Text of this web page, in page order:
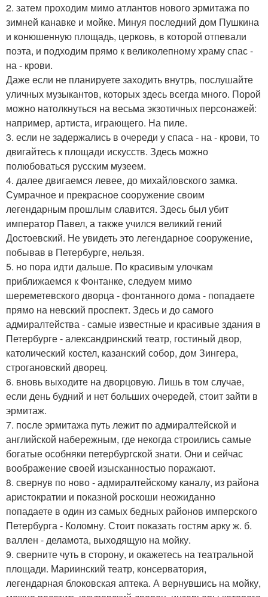
2. затем проходим мимо атлантов нового эрмитажа по
зимней канавке и мойке. Минуя последний дом Пушкина
и конюшенную площадь, церковь, в которой отпевали
поэта, и подходим прямо к великолепному храму спас -
на - крови.
Даже если не планируете заходить внутрь, послушайте
уличных музыкантов, которых здесь всегда много. Порой
можно натолкнуться на весьма экзотичных персонажей:
например, артиста, играющего. На пиле.
3. если не задержались в очереди у спаса - на - крови, то
двигайтесь к площади искусств. Здесь можно
полюбоваться русским музеем.
4. далее двигаемся левее, до михайловского замка.
Сумрачное и прекрасное сооружение своим
легендарным прошлым славится. Здесь был убит
император Павел, а также учился великий гений
Достоевский. Не увидеть это легендарное сооружение,
побывав в Петербурге, нельзя.
5. но пора идти дальше. По красивым улочкам
приближаемся к Фонтанке, следуем мимо
шереметевского дворца - фонтанного дома - попадаете
прямо на невский проспект. Здесь и до самого
адмиралтейства - самые известные и красивые здания в
Петербурге - александринский театр, гостиный двор,
католический костел, казанский собор, дом Зингера,
строгановский дворец.
6. вновь выходите на дворцовую. Лишь в том случае,
если день будний и нет больших очередей, стоит зайти в
эрмитаж.
7. после эрмитажа путь лежит по адмиралтейской и
английской набережным, где некогда строились самые
богатые особняки петербургской знати. Они и сейчас
воображение своей изысканностью поражают.
8. свернув по ново - адмиралтейскому каналу, из района
аристократии и показной роскоши неожиданно
попадаете в один из самых бедных районов имперского
Петербурга - Коломну. Стоит показать гостям арку ж. б.
валлен - деламота, выходящую на мойку.
9. сверните чуть в сторону, и окажетесь на театральной
площади. Мариинский театр, консерватория,
легендарная блоковская аптека. А вернувшись на мойку,